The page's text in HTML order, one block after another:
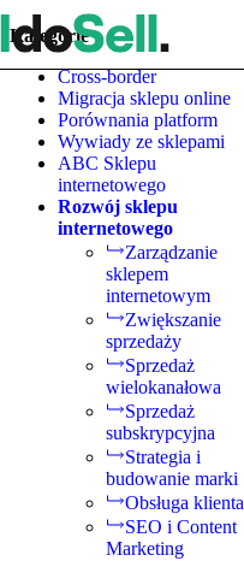
Kategorie
Cross-border
Migracja sklepu online
Porównania platform
Wywiady ze sklepami
ABC Sklepu
internetowego
Rozwój sklepu
internetowego
Zarządzanie
sklepem
internetowym
Zwiększanie
sprzedaży
Sprzedaż
wielokanałowa
Sprzedaż
subskrypcyjna
Strategia i
budowanie marki
Obsługa klienta
SEO i Content
Marketing